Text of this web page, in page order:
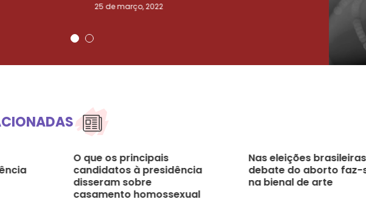
25 de março, 2022
23
O que os principais
candidatos à presidência
disseram sobre
casamento homossexual
Nas eleições
debate do aborto faz-
na bienal de arte